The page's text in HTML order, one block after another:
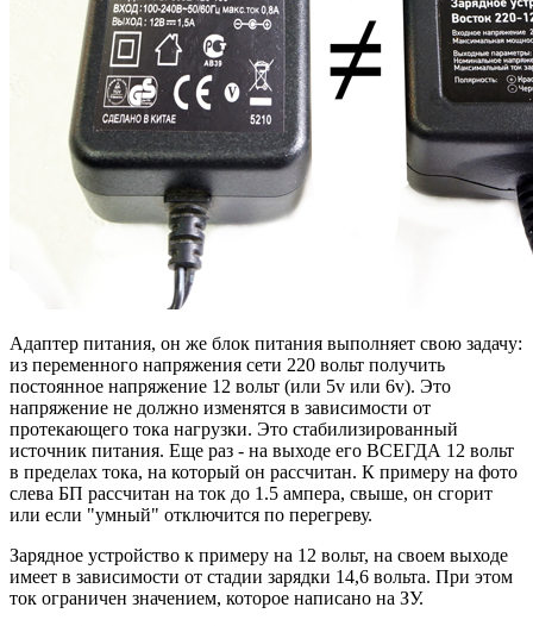
Адаптер питания, он же блок питания выполняет свою задачу:
из переменного напряжения сети 220 вольт получить
постоянное напряжение 12 вольт (или 5v или 6v). Это
напряжение не должно изменятся в зависимости от
протекающего тока нагрузки. Это стабилизированный
источник питания. Еще раз - на выходе его ВСЕГДА 12 вольт
в пределах тока, на который он рассчитан. К примеру на фото
слева БП рассчитан на ток до 1.5 ампера, свыше, он сгорит
или если "умный" отключится по перегреву.
Зарядное устройство к примеру на 12 вольт, на своем выходе
имеет в зависимости от стадии зарядки 14,6 вольта. При этом
ток ограничен значением, которое написано на ЗУ.